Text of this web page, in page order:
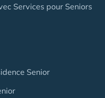
Services pour Seniors
Senior